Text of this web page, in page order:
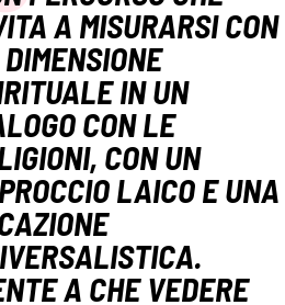
A MISURARSI CON
IN UN
CON LE
CON UN
LAICO E UNA
A CHE VEDERE